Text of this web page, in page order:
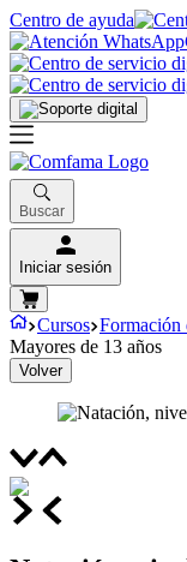
Centro de ayuda
Buscar
Iniciar sesión
Cursos Formación
Mayores de 13 años
Volver